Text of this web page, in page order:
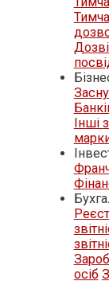
Iнші
осіб